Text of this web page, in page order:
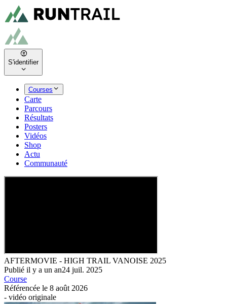
S'identifier
Courses
Carte
Parcours
Résultats
Posters
Vidéos
Shop
Actu
Communauté
AFTERMOVIE - HIGH TRAIL VANOISE 2025
Publié il y a un an24 juil. 2025
Course
Référencée le 8 août 2026
- vidéo originale